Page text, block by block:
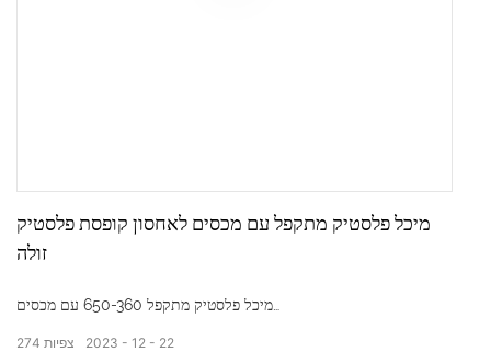
מיכל פלסטיק מתקפל עם מכסים לאחסון קופסת פלסטיק
זולה
מיכל פלסטיק מתקפל 650-360 עם מכסים
2023 12 22
274 צפיות